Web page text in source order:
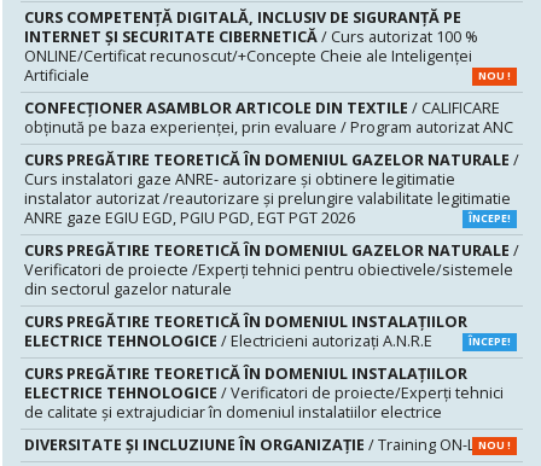
CURS COMPETENŢĂ DIGITALĂ, INCLUSIV DE SIGURANŢĂ PE
INTERNET ŞI SECURITATE CIBERNETICĂ/ Curs autorizat 100 %
ONLINE/Certificat recunoscut/+Concepte Cheie ale Inteligenței
Artificiale
NOU !
CONFECȚIONER ASAMBLOR ARTICOLE DIN TEXTILE / CALIFICARE
obținută pe baza experienței, prin evaluare / Program autorizat ANC
CURS PREGĂTIRE TEORETICĂ ÎN DOMENIUL GAZELOR NATURALE /
Curs instalatori gaze ANRE- autorizare și obtinere legitimatie
instalator autorizat /reautorizare și prelungire valabilitate legitimatie
ANRE gaze EGIU EGD, PGIU PGD, EGT PGT 2026
ÎNCEPE!
CURS PREGĂTIRE TEORETICĂ ÎN DOMENIUL GAZELOR NATURALE /
Verificatori de proiecte /Experţi tehnici pentru obiectivele/sistemele
din sectorul gazelor naturale
CURS PREGĂTIRE TEORETICĂ ÎN DOMENIUL INSTALAŢIILOR
ELECTRICE TEHNOLOGICE / Electricieni autorizaţi A.N.R.E ÎNCEPE!
CURS PREGĂTIRE TEORETICĂ ÎN DOMENIUL INSTALAŢIILOR
ELECTRICE TEHNOLOGICE / Verificatori de proiecte/Experţi tehnici
de calitate şi extrajudiciar în domeniul instalatiilor electrice
DIVERSITATE ȘI INCLUZIUNE ÎN ORGANIZAȚIE / Training ON-LINE
NOU !